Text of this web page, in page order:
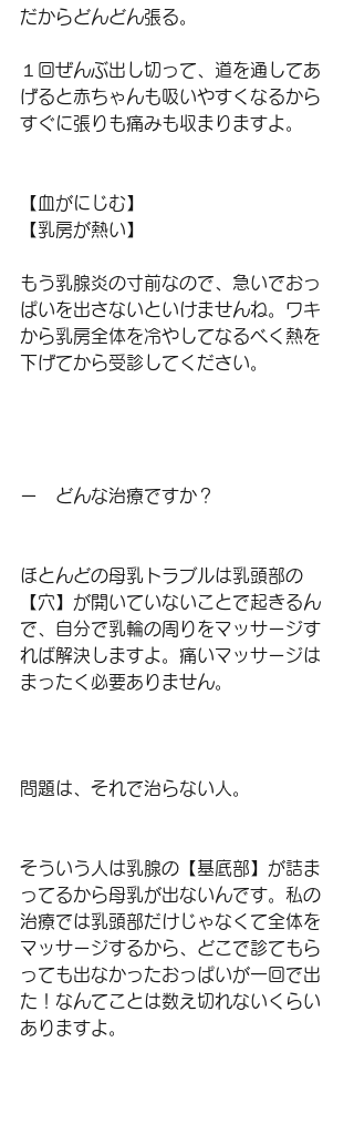
だからどんどん張る。
１回ぜんぶ出し切って、道を通してあ
げると赤ちゃんも吸いやすくなるから
すぐに張りも痛みも収まりますよ。
【血がにじむ】
【乳房が熱い】
もう乳腺炎の寸前なので、急いでおっ
ぱいを出さないといけませんね。ワキ
から乳房全体を冷やしてなるべく熱を
下げてから受診してください。
ー　どんな治療ですか？
ほとんどの母乳トラブルは乳頭部の
【穴】が開いていないことで起きるん
で、自分で乳輪の周りをマッサージす
れば解決しますよ。痛いマッサージは
まったく必要ありません。
問題は、それで治らない人。
そういう人は乳腺の【基底部】が詰ま
ってるから母乳が出ないんです。私の
治療では乳頭部だけじゃなくて全体を
マッサージするから、どこで診てもら
っても出なかったおっぱいが一回で出
た！なんてことは数え切れないくらい
ありますよ。